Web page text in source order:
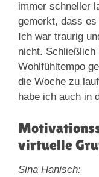
immer schneller
gemerkt, dass
Ich war traurig
nicht. Schließlich
Wohlfühltempo
die Woche zu
habe ich auch in
virtuelle
Sina Hanisch: